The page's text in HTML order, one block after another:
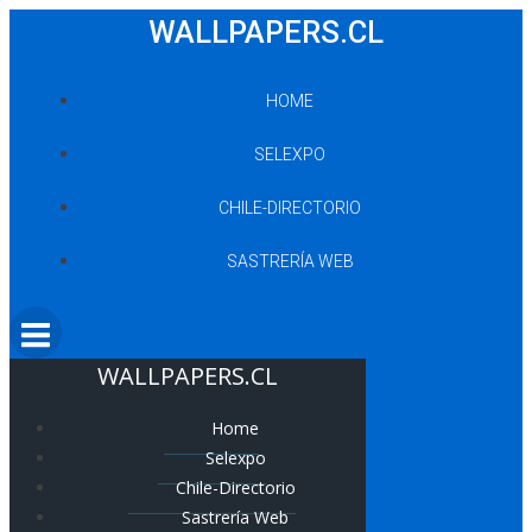
WALLPAPERS.CL
HOME
SELEXPO
CHILE-DIRECTORIO
SASTRERÍA WEB
WALLPAPERS.CL
Home
Selexpo
Chile-Directorio
Sastrería Web